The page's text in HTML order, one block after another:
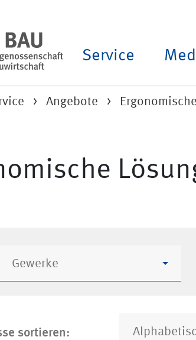
Service
Angebote
Gewerke
sortieren: